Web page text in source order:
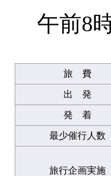
午前8
旅 費
出 発
発 着
最少催行人数
旅行企画実施